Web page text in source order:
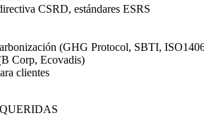
CSRD, estándares ESRS
(GHG Protocol, SBTI,
Corp, Ecovadis)
clientes